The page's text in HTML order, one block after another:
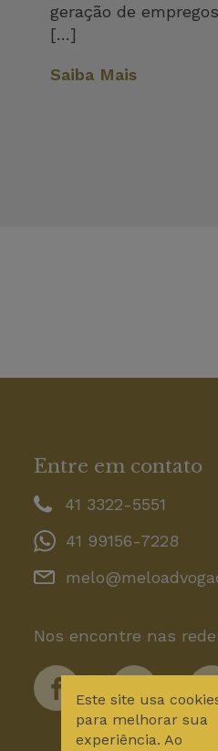
geração de
[…]
Saiba Mais
Entre em contato
41 3322-5551
41 99156-7228
Nos encontre nas
Este site usa
para melhorar sua
experiência. Ao